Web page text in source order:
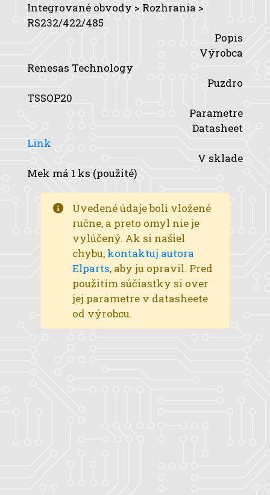
Integrované obvody > Rozhrania >
RS232/422/485
Popis
Výrobca
Renesas Technology
Puzdro
TSSOP20
Parametre
Datasheet
Link
V sklade
Mek má 1 ks (použité)
Uvedené údaje boli vložené
ručne, a preto omyl nie je
vylúčený. Ak si našiel
chybu, kontaktuj autora
Elparts, aby ju opravil. Pred
použitím súčiastky si over
jej parametre v datasheete
od výrobcu.